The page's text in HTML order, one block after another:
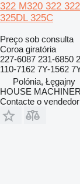
322 M320 322
325DL 325C
Preço sob consulta
Coroa giratória
227-6087 231-6850
110-7162 7Y-1562
Polónia, Łęgajny
HOUSE
Contacte o vendedor